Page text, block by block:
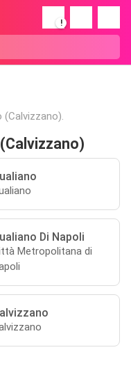
!
Di Napoli
Metropolitana di